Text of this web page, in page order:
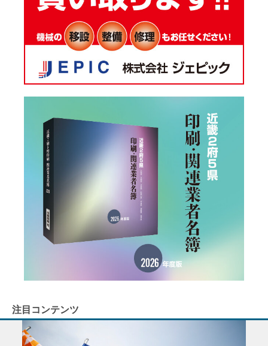
注目コンテンツ